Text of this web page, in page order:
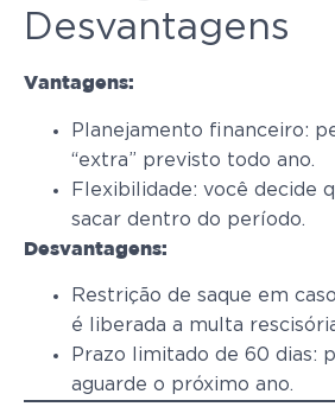
Desvantagens
Vantagens:
Planejamento financeiro:
“extra” previsto todo ano.
Flexibilidade: você decide
sacar dentro do período.
Desvantagens:
Restrição de saque em
é liberada a multa
Prazo limitado de 60 dias:
aguarde o próximo ano.